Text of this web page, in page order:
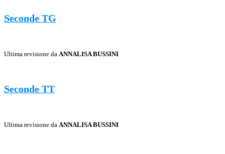
Seconde TG
Ultima revisione da ANNALISA BUSSINI
Seconde TT
Ultima revisione da ANNALISA BUSSINI